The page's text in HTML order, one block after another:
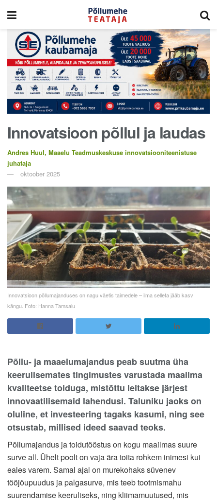
Innovatsioon põllul ja laudas
Andres Huul, Maaelu Teadmuskeskuse innovatsiooniteenistuse
juhataja
oktoober 2025
Innovatsioon põllumajanduses on nagu väetis taimedele – ilma selleta jääb kasv
kängu. Foto: Hanna Tamsalu
Põllu- ja maaelumajandus peab suutma üha
keerulisemates tingimustes varustada maailma
kvaliteetse toiduga, mistõttu leitakse järjest
innovaatilisemaid lahendusi. Taluniku jaoks on
oluline, et investeering tagaks kasumi, ning see
otsustab, millised ideed saavad teoks.
Põllumajandus ja toidutööstus on kogu maailmas suure
surve all. Ühelt poolt on vaja ära toita rohkem inimesi kui
eales varem. Samal ajal on murekohaks süvenev
tööjõupuudus ja palgasurve, mis teeb tootmismahu
suurendamise keeruliseks, ning kliimamuutused, mis